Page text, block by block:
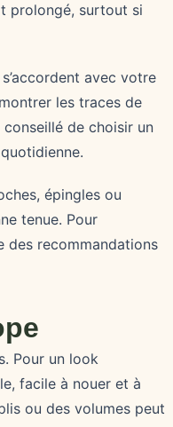
prolongé, surtout si
avec votre
les traces de
de choisir un
épingles ou
tenue. Pour
des recommandations
Pour un look
facile à nouer et à
ou des volumes peut